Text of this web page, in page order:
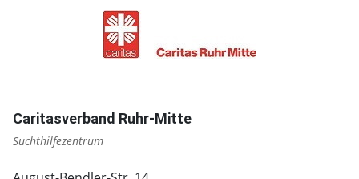
Caritasverband Ruhr-Mitte
Suchthilfezentrum